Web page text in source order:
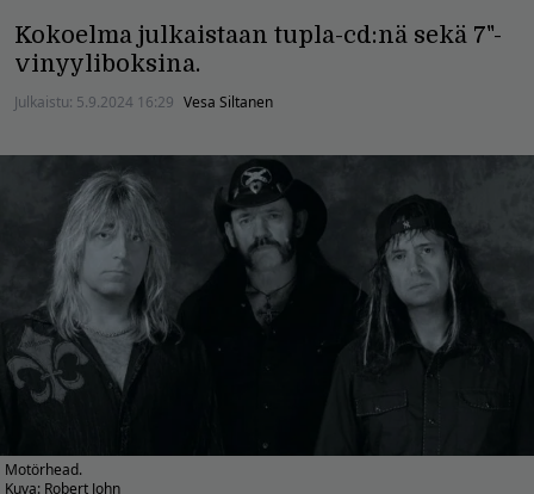
Kokoelma julkaistaan tupla-cd:nä sekä 7"-
vinyyliboksina.
Julkaistu: 5.9.2024 16:29 Vesa Siltanen
Motörhead.
Kuva: Robert John